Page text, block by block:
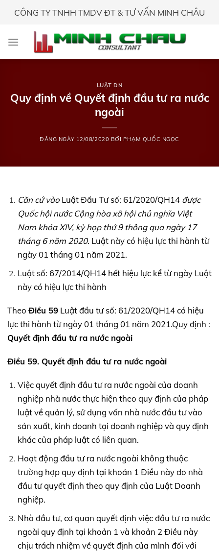
CÔNG TY TNHH TMDV ĐT & TƯ VẤN MINH CHÂU
LUẬT DN
Quy định về Quyết định đầu tư ra nước
ngoài
ĐĂNG NGÀY 12/08/2020 BỞI PHẠM QUỐC NGỌC
Căn cứ vào Luật Đầu Tư số: 61/2020/QH14 được
Quốc hội nước Cộng hòa xã hội chủ nghĩa Việt
Nam khóaXIV, kỳ họp thứ 9 thông qua ngày 17
tháng 6 năm 2020.Luật này có hiệu lực thi hành từ
ngày 01 tháng 01 năm 2021.
Luật số: 67/2014/QH14 hết hiệu lực kể từ ngày Luật
này có hiệu lực thi hành
Theo Điều 59 Luật đầu tư số: 61/2020/QH14 có hiệu
lực thi hành từ ngày 01 tháng 01 năm 2021.Quy định :
Quyết định đầu tư ra nước ngoài
Điều 59. Quyết định đầu tư ra nước ngoài
Việc quyết định đầu tư ra nước ngoài của doanh
nghiệp nhà nước thực hiện theo quy định của pháp
luật về quản lý, sử dụng vốn nhà nước đầu tư vào
sản xuất, kinh doanh tại doanh nghiệp và quy định
khác của pháp luật có liên quan.
Hoạt động đầu tư ra nước ngoài không thuộc
trường hợp quy định tại khoản 1 Điều này do nhà
đầu tư quyết định theo quy định của Luật Doanh
nghiệp.
Nhà đầu tư, cơ quan quyết định việc đầu tư ra nước
ngoài quy định tại khoản 1 và khoản 2 Điều này
chịu trách nhiệm về quyết định của mình đối với